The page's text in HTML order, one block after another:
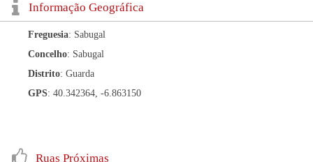
Informação Geográfica
Freguesia: Sabugal
Concelho: Sabugal
Distrito: Guarda
GPS: 40.342364, -6.863150
Ruas Próximas